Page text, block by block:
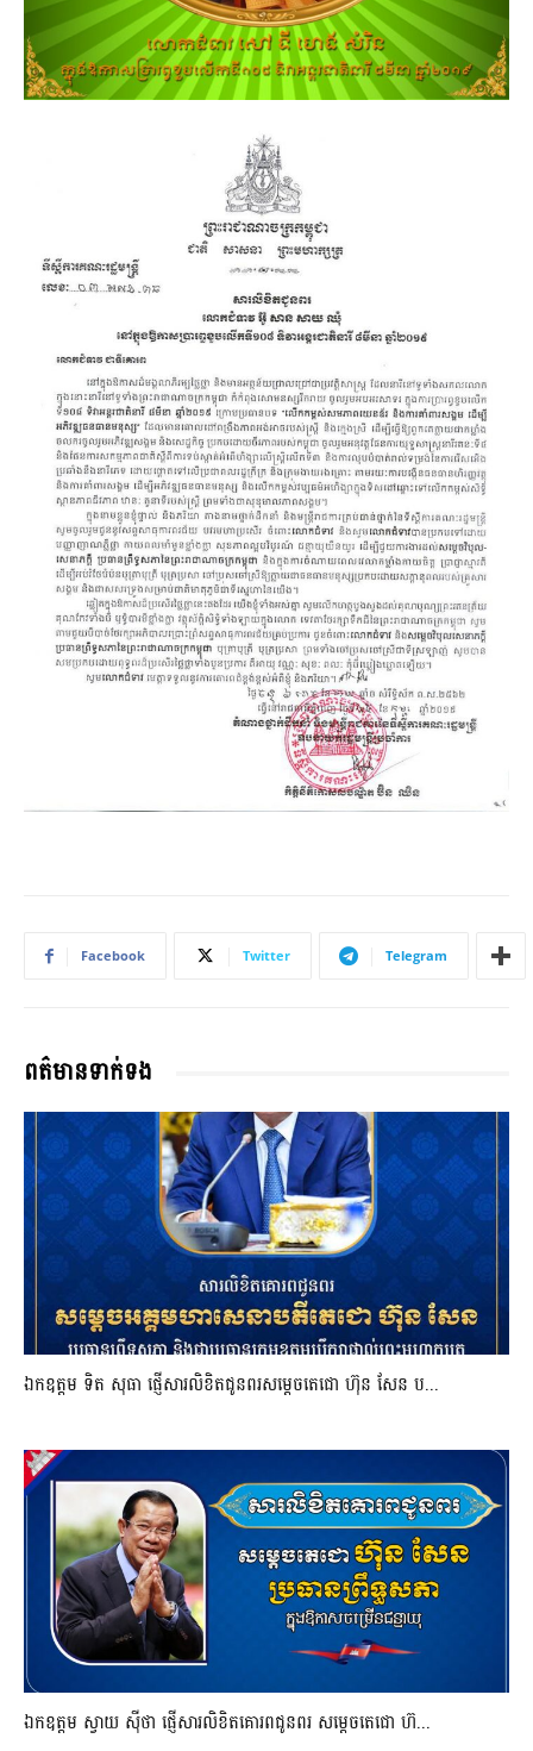
Facebook Twitter Telegram
ពត៌មានទាក់ទង
ឯកឧត្តម ទិត សុធា ផ្ញើសារលិខិតជូនពរសម្តេចតេជោ ហ៊ុន សែន ប...
ឯកឧត្តម ស្វាយ ស៊ីថា ផ្ញើសារលិខិតគោរពជូនពរ សម្ដេចតេជោ ហ៊...